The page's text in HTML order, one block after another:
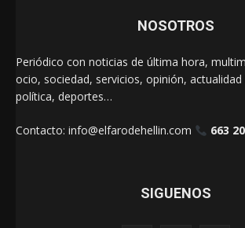
NOSOTROS
Periódico con noticias de última hora,
ocio, sociedad, servicios, opinión,
política, deportes…
Contacto: info@elfarodehellin.com 663
SIGUENOS